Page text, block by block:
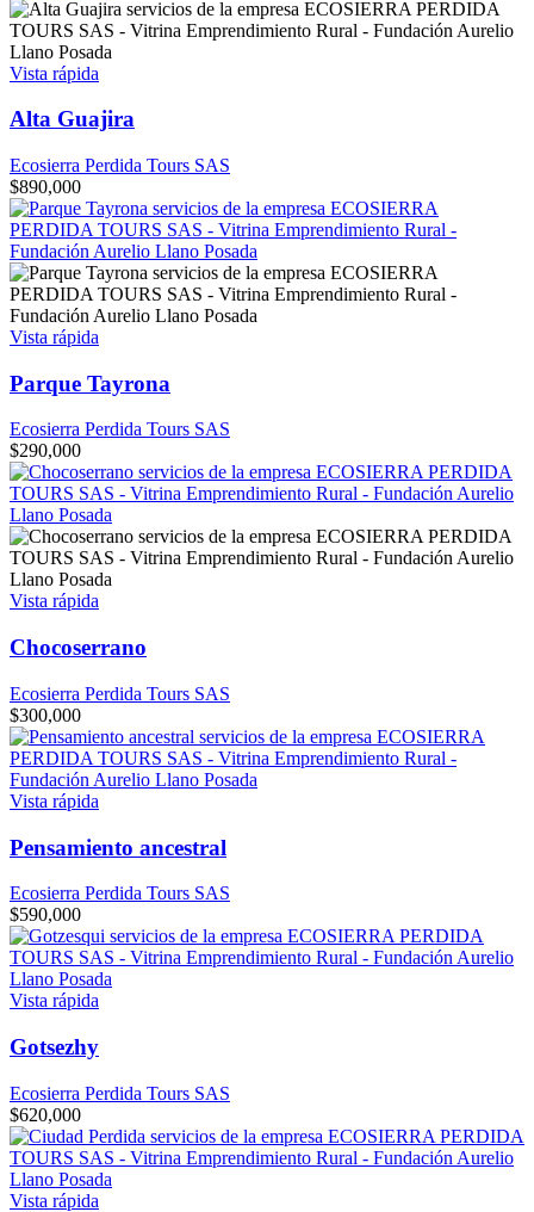
Vista rápida
Alta Guajira
Ecosierra Perdida Tours SAS
$890,000
Vista rápida
Parque Tayrona
Ecosierra Perdida Tours SAS
$290,000
Vista rápida
Chocoserrano
Ecosierra Perdida Tours SAS
$300,000
Vista rápida
Pensamiento ancestral
Ecosierra Perdida Tours SAS
$590,000
Vista rápida
Gotsezhy
Ecosierra Perdida Tours SAS
$620,000
Vista rápida